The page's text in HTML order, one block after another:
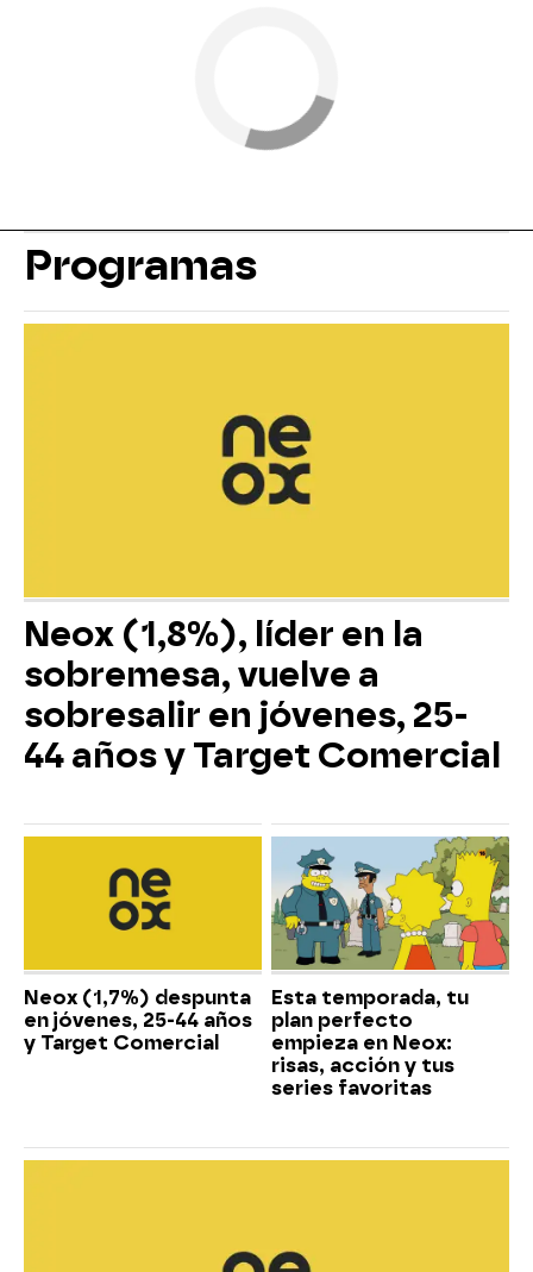
Programas
Neox (1,8%), líder en la
sobremesa, vuelve a
sobresalir en jóvenes, 25-
44 años y Target Comercial
Neox (1,7%) despunta
en jóvenes, 25-44 años
y Target Comercial
Esta temporada, tu
plan perfecto
empieza en Neox:
risas, acción y tus
series favoritas